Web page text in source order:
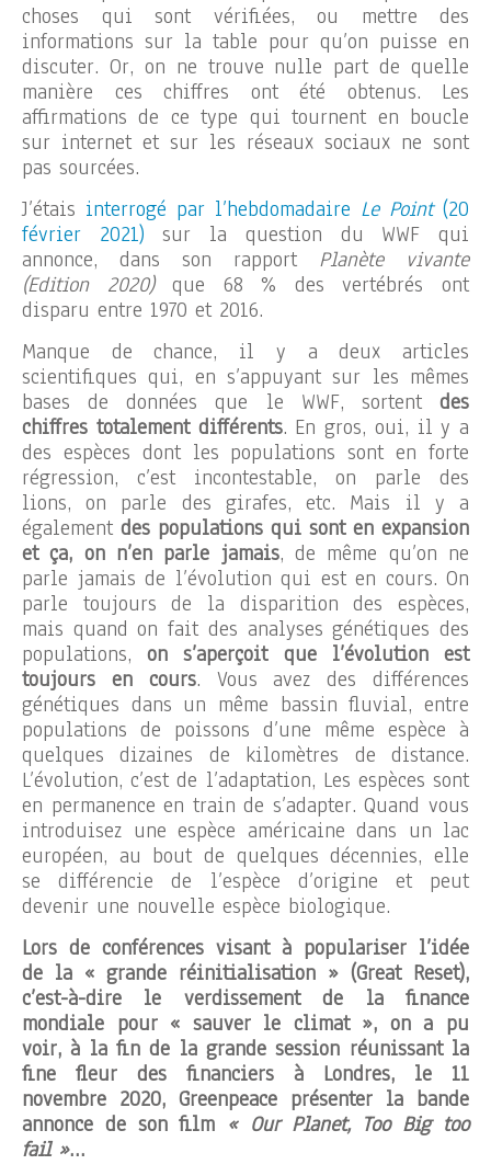
choses qui sont vérifiées, ou mettre des
informations sur la table pour qu’on puisse en
discuter. Or, on ne trouve nulle part de quelle
manière ces chiffres ont été obtenus. Les
affirmations de ce type qui tournent en boucle
sur internet et sur les réseaux sociaux ne sont
pas sourcées.
J’étais interrogé par l’hebdomadaire Le Point(20
février 2021) sur la question du WWF qui
annonce, dans son rapport Planète vivante
(Edition 2020)que 68 % des vertébrés ont
disparu entre 1970 et 2016.
Manque de chance, il y a deux articles
scientifiques qui, en s’appuyant sur les mêmes
bases de données que le WWF, sortent des
chiffres totalement différents. En gros, oui, il y a
des espèces dont les populations sont en forte
régression, c’est incontestable, on parle des
lions, on parle des girafes, etc. Mais il y a
également des populations qui sont en expansion
et ça, on n’en parle jamais, de même qu’on ne
parle jamais de l’évolution qui est en cours. On
parle toujours de la disparition des espèces,
mais quand on fait des analyses génétiques des
populations,on s’aperçoit que l’évolution est
toujours en cours. Vous avez des différences
génétiques dans un même bassin fluvial, entre
populations de poissons d’une même espèce à
quelques dizaines de kilomètres de distance.
L’évolution, c’est de l’adaptation, Les espèces sont
en permanence en train de s’adapter. Quand vous
introduisez une espèce américaine dans un lac
européen, au bout de quelques décennies, elle
se différencie de l’espèce d’origine et peut
devenir une nouvelle espèce biologique.
Lors de conférences visant à populariser l’idée
de la « grande réinitialisation » (Great Reset),
c’est-à-dire le verdissement de la finance
mondiale pour « sauver le climat », on a pu
voir, à la fin de la grande session réunissant la
fine fleur des financiers à Londres, le 11
novembre 2020, Greenpeace présenter la bande
annonce de son film « Our Planet, Too Big too
fail »…